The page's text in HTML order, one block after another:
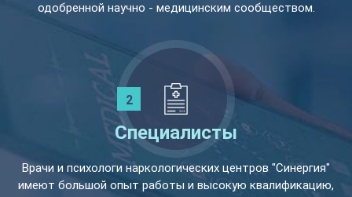
одобренной научно - медицинским сообществом.
Специалисты
Врачи и психологи наркологических центров "Синергия"
имеют большой опыт работы и высокую квалификацию,